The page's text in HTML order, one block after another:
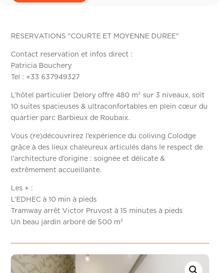
RESERVATIONS "COURTE ET MOYENNE DUREE"
Contact reservation et infos direct :
Patricia Bouchery
Tel : +33 637949327
L’hôtel particulier Delory offre 480 m² sur 3 niveaux, soit
10 suites spacieuses & ultraconfortables en plein cœur du
quartier parc Barbieux de Roubaix.
Vous (re)découvrirez l’expérience du coliving Colodge
grâce à des lieux chaleureux articulés dans le respect de
l’architecture d’origine : soignée et délicate &
extrêmement accueillante.
Les + :
L’EDHEC à 10 min à pieds
Tramway arrêt Victor Pruvost à 15 minutes à pieds
Un beau jardin arboré de 500 m²